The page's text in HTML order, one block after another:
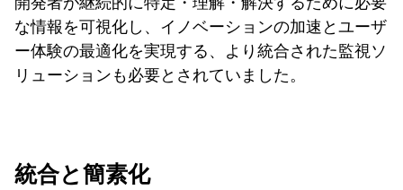
な情報を可視化し、イノベーションの加速とユーザ
ー体験の最適化を実現する、より統合された監視ソ
リューションも必要とされていました。
統合と簡素化